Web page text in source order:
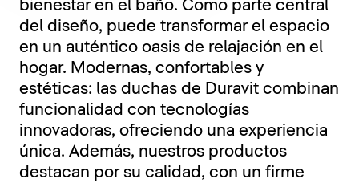
bienestar en el baño. Como parte central
del diseño, puede transformar el espacio
en un auténtico oasis de relajación en el
hogar. Modernas, confortables y
estéticas: las duchas de Duravit combinan
funcionalidad con tecnologías
innovadoras, ofreciendo una experiencia
única. Además, nuestros productos
destacan por su calidad, con un firme